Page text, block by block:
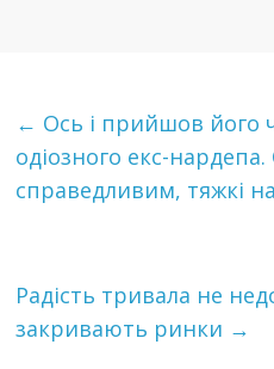
← Ось і прийшов його
одіозного екс-нардепа.
справедливим, тяжкі
Радість тривала не
закривають ринки →